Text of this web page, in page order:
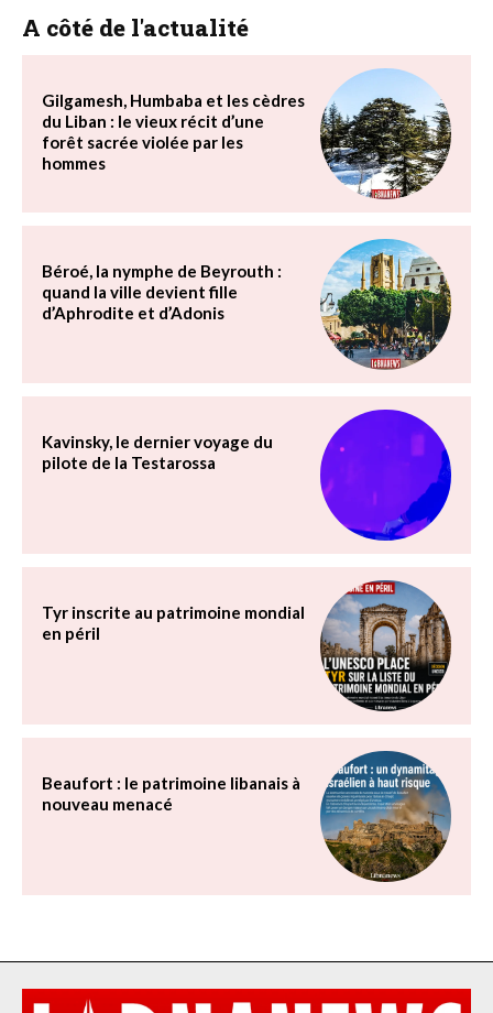
A côté de l'actualité
Gilgamesh, Humbaba et les cèdres
du Liban : le vieux récit d’une
forêt sacrée violée par les
hommes
Béroé, la nymphe de Beyrouth :
quand la ville devient fille
d’Aphrodite et d’Adonis
Kavinsky, le dernier voyage du
pilote de la Testarossa
Tyr inscrite au patrimoine mondial
en péril
Beaufort : le patrimoine libanais à
nouveau menacé